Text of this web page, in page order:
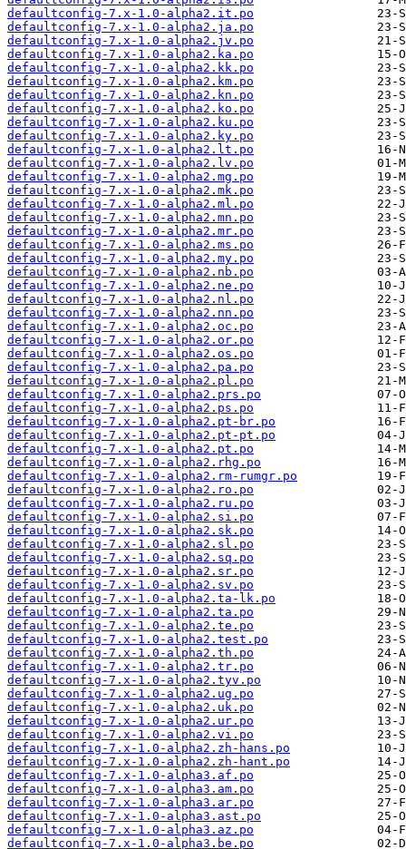
defaultconfig-7.x-1.0-alpha2.it.po
defaultconfig-7.x-1.0-alpha2.ja.po
defaultconfig-7.x-1.0-alpha2.jv.po
defaultconfig-7.x-1.0-alpha2.ka.po
defaultconfig-7.x-1.0-alpha2.kk.po
defaultconfig-7.x-1.0-alpha2.km.po
defaultconfig-7.x-1.0-alpha2.kn.po
defaultconfig-7.x-1.0-alpha2.ko.po
defaultconfig-7.x-1.0-alpha2.ku.po
defaultconfig-7.x-1.0-alpha2.ky.po
defaultconfig-7.x-1.0-alpha2.lt.po
defaultconfig-7.x-1.0-alpha2.lv.po
defaultconfig-7.x-1.0-alpha2.mg.po
defaultconfig-7.x-1.0-alpha2.mk.po
defaultconfig-7.x-1.0-alpha2.ml.po
defaultconfig-7.x-1.0-alpha2.mn.po
defaultconfig-7.x-1.0-alpha2.mr.po
defaultconfig-7.x-1.0-alpha2.ms.po
defaultconfig-7.x-1.0-alpha2.my.po
defaultconfig-7.x-1.0-alpha2.nb.po
defaultconfig-7.x-1.0-alpha2.ne.po
defaultconfig-7.x-1.0-alpha2.nl.po
defaultconfig-7.x-1.0-alpha2.nn.po
defaultconfig-7.x-1.0-alpha2.oc.po
defaultconfig-7.x-1.0-alpha2.or.po
defaultconfig-7.x-1.0-alpha2.os.po
defaultconfig-7.x-1.0-alpha2.pa.po
defaultconfig-7.x-1.0-alpha2.pl.po
defaultconfig-7.x-1.0-alpha2.prs.po
defaultconfig-7.x-1.0-alpha2.ps.po
defaultconfig-7.x-1.0-alpha2.pt-br.po
defaultconfig-7.x-1.0-alpha2.pt-pt.po
defaultconfig-7.x-1.0-alpha2.pt.po
defaultconfig-7.x-1.0-alpha2.rhg.po
defaultconfig-7.x-1.0-alpha2.rm-rumgr.po
defaultconfig-7.x-1.0-alpha2.ro.po
defaultconfig-7.x-1.0-alpha2.ru.po
defaultconfig-7.x-1.0-alpha2.si.po
defaultconfig-7.x-1.0-alpha2.sk.po
defaultconfig-7.x-1.0-alpha2.sl.po
defaultconfig-7.x-1.0-alpha2.sq.po
defaultconfig-7.x-1.0-alpha2.sr.po
defaultconfig-7.x-1.0-alpha2.sv.po
defaultconfig-7.x-1.0-alpha2.ta-lk.po
defaultconfig-7.x-1.0-alpha2.ta.po
defaultconfig-7.x-1.0-alpha2.te.po
defaultconfig-7.x-1.0-alpha2.test.po
defaultconfig-7.x-1.0-alpha2.th.po
defaultconfig-7.x-1.0-alpha2.tr.po
defaultconfig-7.x-1.0-alpha2.tyv.po
defaultconfig-7.x-1.0-alpha2.ug.po
defaultconfig-7.x-1.0-alpha2.uk.po
defaultconfig-7.x-1.0-alpha2.ur.po
defaultconfig-7.x-1.0-alpha2.vi.po
defaultconfig-7.x-1.0-alpha2.zh-hans.po
defaultconfig-7.x-1.0-alpha2.zh-hant.po
defaultconfig-7.x-1.0-alpha3.af.po
defaultconfig-7.x-1.0-alpha3.am.po
defaultconfig-7.x-1.0-alpha3.ar.po
defaultconfig-7.x-1.0-alpha3.ast.po
defaultconfig-7.x-1.0-alpha3.az.po
defaultconfig-7.x-1.0-alpha3.be.po